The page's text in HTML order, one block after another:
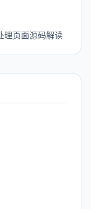
理页面源码解读